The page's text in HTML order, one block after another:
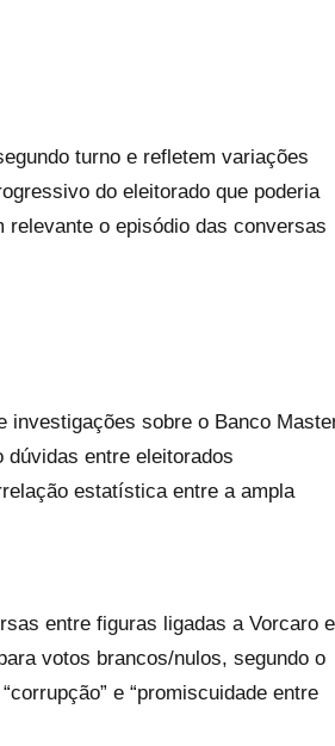
turno e refletem variações
do eleitorado que poderia
o episódio das conversas
investigações sobre o Banco
entre eleitorados
estatística entre a ampla
entre figuras ligadas a Vorcaro e
votos brancos/nulos, segundo o
e “promiscuidade entre